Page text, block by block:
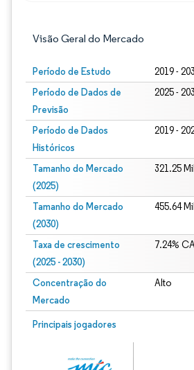
Visão Geral do Mercado
Período de Estudo 2019 -
Período de Dados de
Previsão
2025 -
Período de Dados
Históricos
2019 -
Tamanho do Mercado
(2025)
321.25
Tamanho do Mercado
(2030)
455.64
Taxa de crescimento
(2025 - 2030)
7.24%
Concentração do
Mercado
Alto
Principais jogadores
Imagem © Mordor Intelligence. O reuso